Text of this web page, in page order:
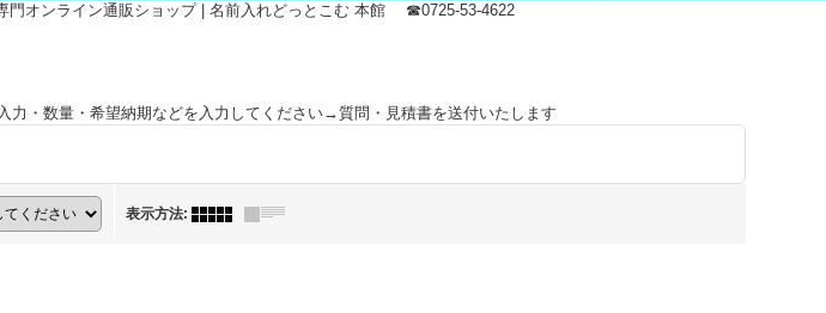
門オンライン通販ショップ | 名前入れどっとこむ 本館 ☎0725-53-4622
力・数量・希望納期などを入力してください→質問・見積書を送付いたします
表示方法: